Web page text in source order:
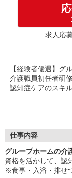
求人応
【経験者優遇】グ
介護職員初任者研
認知症ケアのスキ
ブランクのある方
キャリアアップ・
研修制度も充実し
やりがいを感じら
仕事内容
グループホームの介
資格を活かして、認
※食事・入浴・排せ